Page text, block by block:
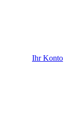
Ihr Konto